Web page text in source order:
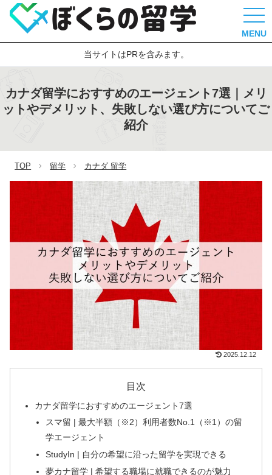
MENU
当サイトはPRを含みます。
カナダ留学におすすめのエージェント7選｜メリ
ットやデメリット、失敗しない選び方についてご
紹介
TOP 留学 カナダ 留学
2025.12.12
目次
カナダ留学におすすめのエージェント7選
スマ留 | 最大半額（※2）利用者数No.1（※1）の留
学エージェント
StudyIn | 自分の希望に沿った留学を実現できる
夢カナ留学 | 希望する職場に就職できるのが魅力